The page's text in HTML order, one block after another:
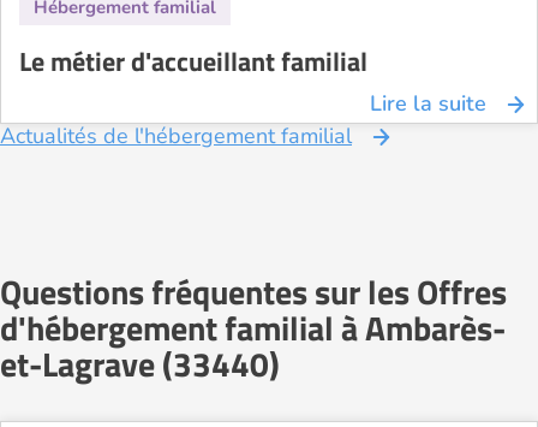
Le métier d'accueillant familial
Lire la suite
Actualités de l'hébergement familial
Questions fréquentes sur les Offres
d'hébergement familial à Ambarès-
et-Lagrave (33440)